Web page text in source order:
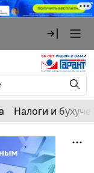
Налоги и